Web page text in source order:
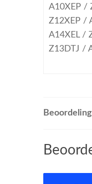
A10XEP /
Z12XEP /
A14XEL /
Z13DTJ /